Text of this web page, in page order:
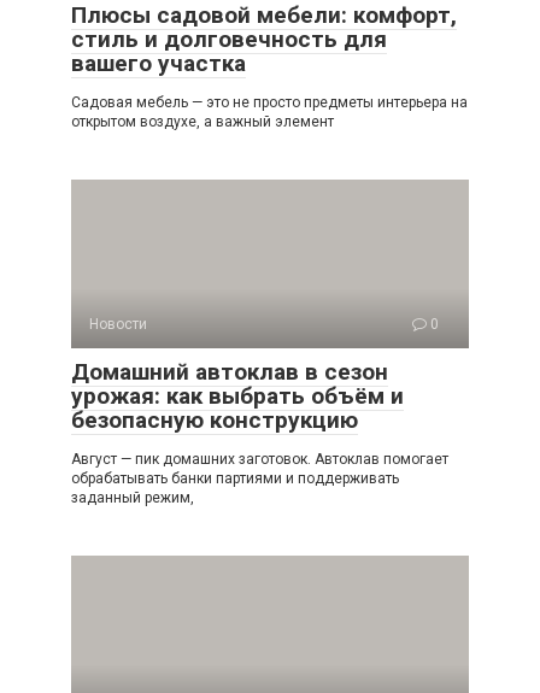
Плюсы садовой мебели: комфорт,
стиль и долговечность для
вашего участка
Садовая мебель — это не просто предметы интерьера на
открытом воздухе, а важный элемент
Новости 0
Домашний автоклав в сезон
урожая: как выбрать объём и
безопасную конструкцию
Август — пик домашних заготовок. Автоклав помогает
обрабатывать банки партиями и поддерживать
заданный режим,